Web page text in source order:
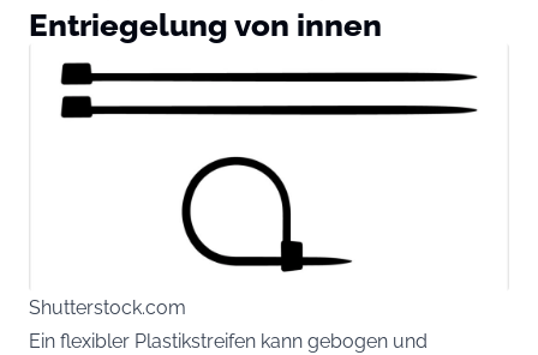
Entriegelung von innen
Shutterstock.com
Ein flexibler Plastikstreifen kann gebogen und